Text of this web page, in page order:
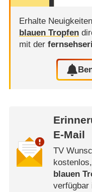
Erhalte
blauen Tropfen
mit der
E-Mail
TV
blauen
verfügbar